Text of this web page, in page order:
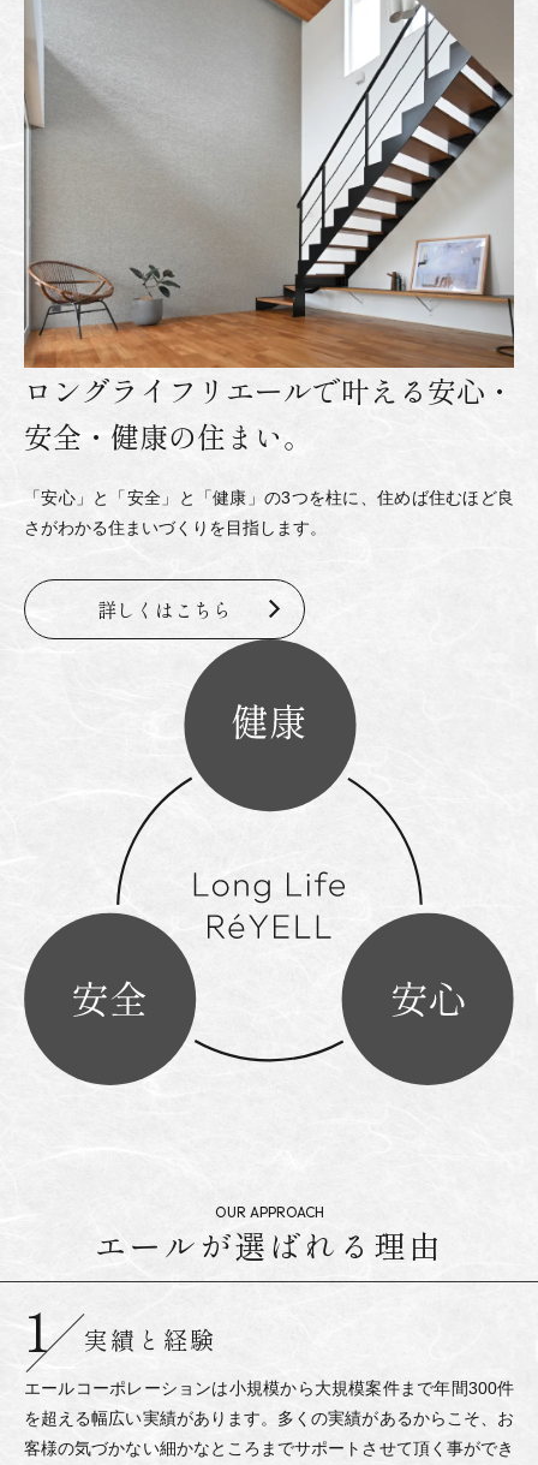
ロングライフリエールで叶える安心・
安全・健康の住まい。
「安心」と「安全」と「健康」の3つを柱に、 住めば住むほど良
さがわかる住まいづくりを目指します。
詳しくはこちら
エールが選ばれる理由
実績と経験
エールコーポレーションは小規模から大規模案件まで年間300件
を超える幅広い実績があります。多くの実績があるからこそ、お
客様の気づかない細かなところまでサポートさせて頂く事ができ